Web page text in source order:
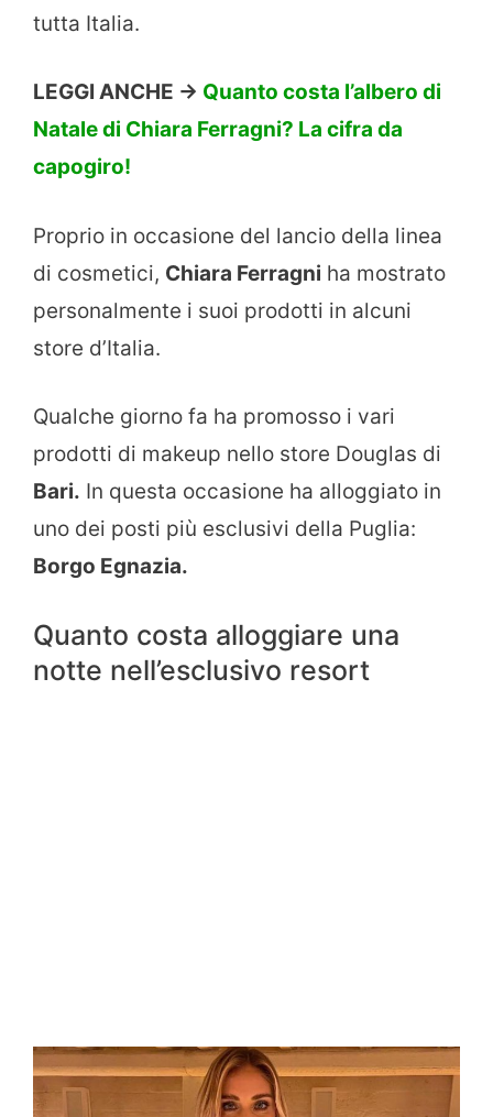
tutta Italia.
LEGGI ANCHE -> Quanto costa l’albero di
Natale di Chiara Ferragni? La cifra da
capogiro!
Proprio in occasione del lancio della linea
di cosmetici, Chiara Ferragni ha mostrato
personalmente i suoi prodotti in alcuni
store d’Italia.
Qualche giorno fa ha promosso i vari
prodotti di makeup nello store Douglas di
Bari. In questa occasione ha alloggiato in
uno dei posti più esclusivi della Puglia:
Borgo Egnazia.
Quanto costa alloggiare una
notte nell’esclusivo resort